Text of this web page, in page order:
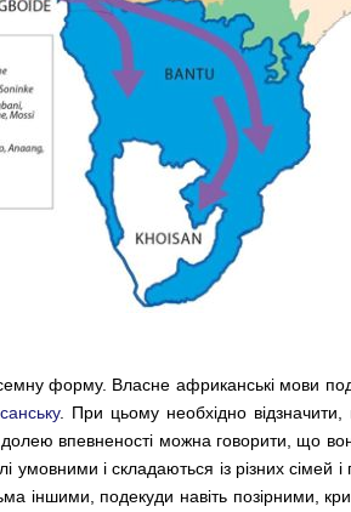
форму. Власне африканські мови
. При цьому необхідно
впевненості можна говорити, що
і складаються із різних сімей і
іншими, подекуди навіть позірними,